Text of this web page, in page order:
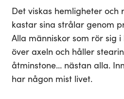
Det viskas hemligheter och
kastar sina strålar genom
Alla människor som rör sig i
över axeln och håller
åtminstone… nästan alla.
har någon mist livet.